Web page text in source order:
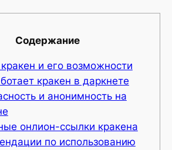
Содержание
и его возможности
кракен в даркнете
и анонимность на
онлион-ссылки кракена
по использованию